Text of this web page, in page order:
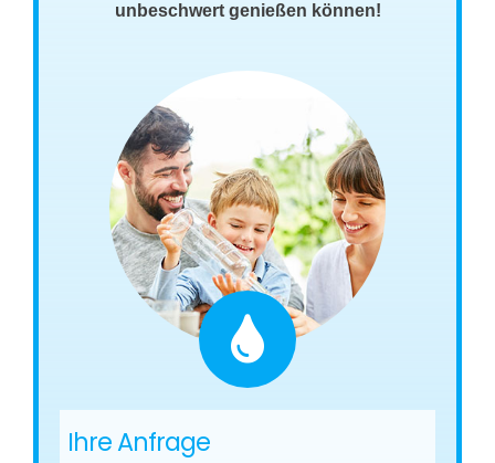
unbeschwert genießen können!
Ihre Anfrage